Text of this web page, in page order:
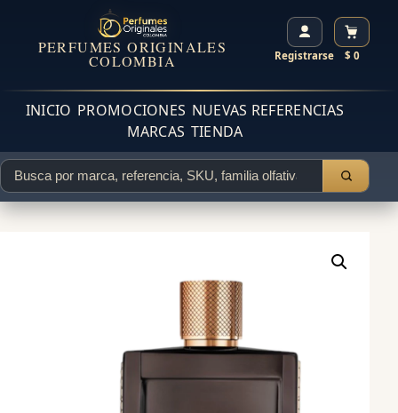
PERFUMES ORIGINALES
COLOMBIA Registrarse $ 0
INICIO PROMOCIONES NUEVAS REFERENCIAS
MARCAS TIENDA